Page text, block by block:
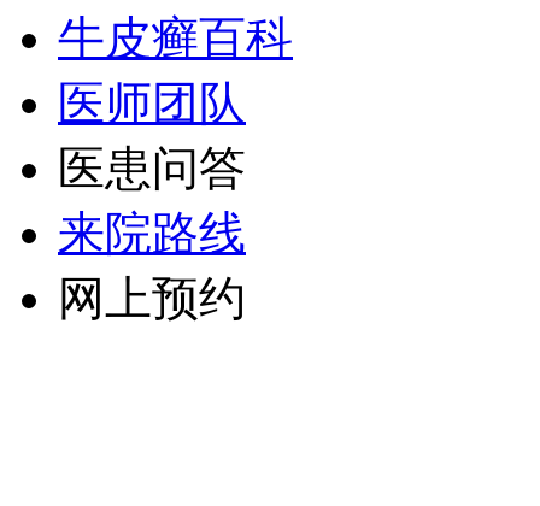
牛皮癣百科
医师团队
医患问答
来院路线
网上预约